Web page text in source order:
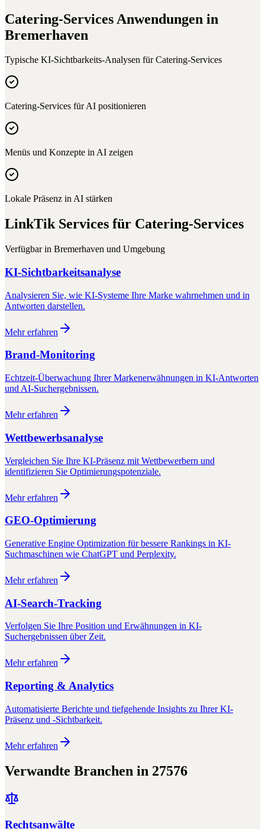
Catering-Services Anwendungen in
Bremerhaven
Typische KI-Sichtbarkeits-Analysen fürCatering-Services
Catering-Services für AI positionieren
Menüs und Konzepte in AI zeigen
Lokale Präsenz in AI stärken
LinkTik Services für Catering-Services
Verfügbar in Bremerhaven und Umgebung
KI-Sichtbarkeitsanalyse
Analysieren Sie, wie KI-Systeme Ihre Marke wahrnehmen und in
Antworten darstellen.
Mehr erfahren
Brand-Monitoring
Echtzeit-Überwachung Ihrer Markenerwähnungen in KI-Antworten
und AI-Suchergebnissen.
Mehr erfahren
Wettbewerbsanalyse
Vergleichen Sie Ihre KI-Präsenz mit Wettbewerbern und
identifizieren Sie Optimierungspotenziale.
Mehr erfahren
GEO-Optimierung
Generative Engine Optimization für bessere Rankings in KI-
Suchmaschinen wie ChatGPT und Perplexity.
Mehr erfahren
AI-Search-Tracking
Verfolgen Sie Ihre Position und Erwähnungen in KI-
Suchergebnissen über Zeit.
Mehr erfahren
Reporting & Analytics
Automatisierte Berichte und tiefgehende Insights zu Ihrer KI-
Präsenz und -Sichtbarkeit.
Mehr erfahren
Verwandte Branchen in 27576
Rechtsanwälte